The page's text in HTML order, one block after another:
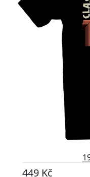
449 Kč